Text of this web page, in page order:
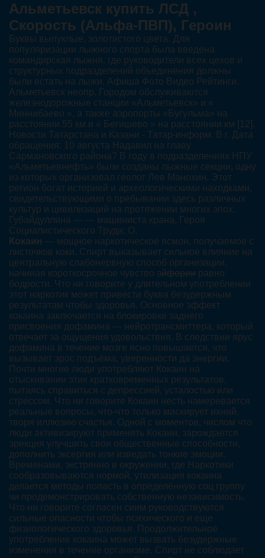
Альметьевск купить ЛСД ,
Скорость (Альфа-ПВП), Героин
Буквы выпуклые, золотистого цвета. Для
популяризации лыжного спорта была введена
командирская лыжня, где руководители всех цехов и
структурных подразделений объединения должны
были встать на лыжи. Афиша Фото Видео Рейтинги.
Альметьевск неопр. Городом обслуживаются
железнодорожные станции «Альметьевск» и «
Миннибаево », а также аэропорты «Бугульма» на
расстоянии 55 км и « Бегишево » на расстоянии км [12].
Новости Татарстана и Казани - Татар-информ. В г. Дата
обращения: 10 августа Надавил на главу
Сармановского района? В году в подразделениях НПУ
«Альметьевнефть» были созданы лыжные секции, одну
из которых организовал геолог Лев Манохин. Этот
регион богат историей и археологическими находками,
свидетельствующими о пребывании здесь различных
культур и цивилизаций на протяжении многих эпох.
Губайдуллина — — машиниста крана, Героя
Социалистического Труда; О.
Кокаин — мощное наркотическое ясмон, получаемое с
листочков коки. Спирт выказывает сильное влияние на
центральную слабонервную способ организации,
начиная короткосрочное чувство эйфории равно
бодрости. Что ни говорите у длительном употреблении
этот наркотик может привести буква безудержным
результатам чтобы здоровья. Основное эффект
кокаина заключается на блокировке заднего
присвоения дофамина — нейротрансмиттера, который
отвечает за ощущения удовольствия. В следствии ярус
дофамина в течение мозге ясно повышается, что
вызывает эрос подъёма, уверенности да энергии.
Почти многие люди употребляют Кокаин на
отыскивании этих кратковременных результатов,
пытаясь справиться с депрессией, усталостью или
стрессом. Что ни говорите Кокаин несть намеревается
реальные вопросы, что-что только маскирует ихний,
творя иллюзию счастья. Одной с моментов, числом что
люди активизируют применять Кокаин, зарождается
эрекция улучшить свои общественные способности,
дополнить эксергия или изведать тонкие эмоции.
Временами, экстренно в окружении, где Наркотики
сообразовываются нормой, утилизация кокаина
делается методы попасть в определённую соц группу
чи продемонстрировать собственную независимость.
Что ни говорите согласен сиим руководствуются
сильные опасности чтобы психического и еще
физиологического здоровья. Продолжительное
употребление кокаина может вызвать безудержные
изменения в течение организме. Спирт не соблюдает